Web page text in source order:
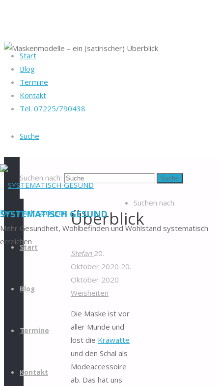
Start
Blog
Termine
Kontakt
Tel. 07225/790438
Suche
Suchen nach: Suche
SYSTEMATISCH GESUND
Mehr Gesundheit, Wohlbefinden und Wohlstand systematisch
erreichen
Zum Inhalt springen
Start
Blog
Termine
Kontakt
Weisheiten
(satirischer)
Überblick
Stefan 20.
Oktober 2020 20.
Oktober 2020
Weisheiten
Die Maske ist vor
aller Munde und
löst die Krawatte
und den Schal als
Modeaccessoire
ab. Das hat uns
Datenschutzerklärung
Suchen nach: